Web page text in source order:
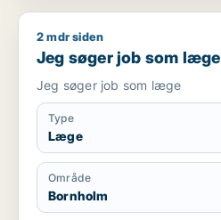
Jeg søger job som læge
2 mdr siden
Jeg søger job som læge
Jeg søger job som læge
Type
Læge
Område
Bornholm